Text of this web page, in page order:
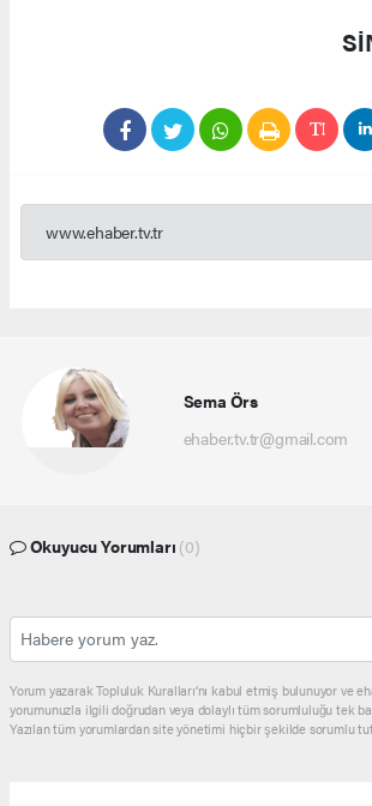
www.ehaber.tv.tr
Sema Örs
ehaber.tv.tr@gmail.com
Okuyucu Yorumları (0)
Yorum yazarak Topluluk Kuralları’nı kabul etmiş bulunuyor ve
yorumunuzla ilgili doğrudan veya dolaylı tüm sorumluluğu tek
Yazılan tüm yorumlardan site yönetimi hiçbir şekilde sorumlu